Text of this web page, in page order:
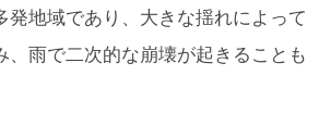
発地域であり、大きな揺れによって
、雨で二次的な崩壊が起きることも